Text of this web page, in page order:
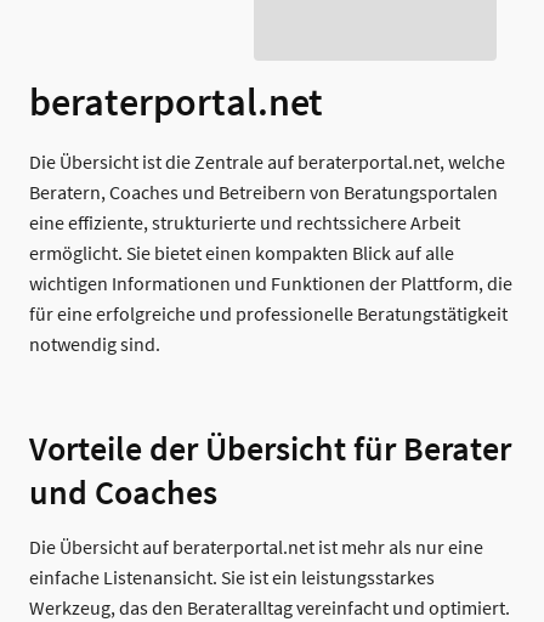
beraterportal.net
Die Übersicht ist die Zentrale auf beraterportal.net, welche
Beratern, Coaches und Betreibern von Beratungsportalen
eine effiziente, strukturierte und rechtssichere Arbeit
ermöglicht. Sie bietet einen kompakten Blick auf alle
wichtigen Informationen und Funktionen der Plattform, die
für eine erfolgreiche und professionelle Beratungstätigkeit
notwendig sind.
Vorteile der Übersicht für Berater
und Coaches
Die Übersicht auf beraterportal.net ist mehr als nur eine
einfache Listenansicht. Sie ist ein leistungsstarkes
Werkzeug, das den Berateralltag vereinfacht und optimiert.